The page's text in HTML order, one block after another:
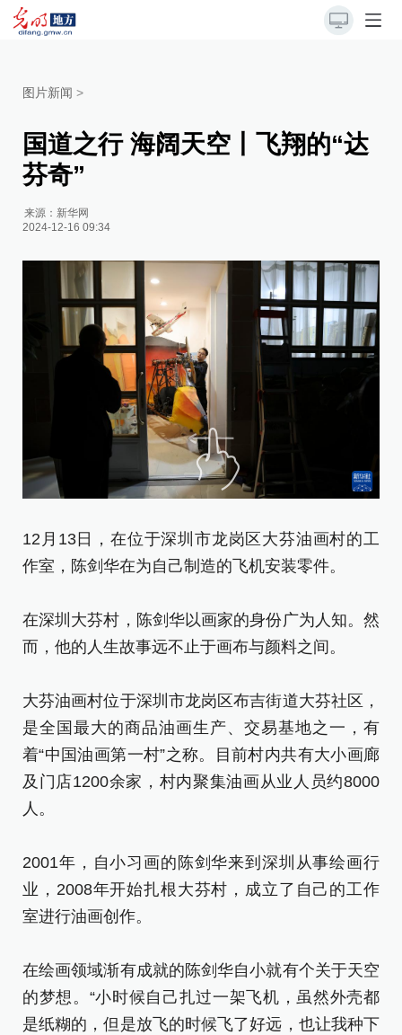
图片新闻 >
国道之行 海阔天空丨飞翔的“达
芬奇”
来源： 新华网
2024-12-16 09:34
12月13日，在位于深圳市龙岗区大芬油画村的工
作室，陈剑华在为自己制造的飞机安装零件。
在深圳大芬村，陈剑华以画家的身份广为人知。然
而，他的人生故事远不止于画布与颜料之间。
大芬油画村位于深圳市龙岗区布吉街道大芬社区，
是全国最大的商品油画生产、交易基地之一，有
着“中国油画第一村”之称。目前村内共有大小画廊
及门店1200余家，村内聚集油画从业人员约8000
人。
2001年，自小习画的陈剑华来到深圳从事绘画行
业，2008年开始扎根大芬村，成立了自己的工作
室进行油画创作。
在绘画领域渐有成就的陈剑华自小就有个关于天空
的梦想。“小时候自己扎过一架飞机，虽然外壳都
是纸糊的，但是放飞的时候飞了好远，也让我种下